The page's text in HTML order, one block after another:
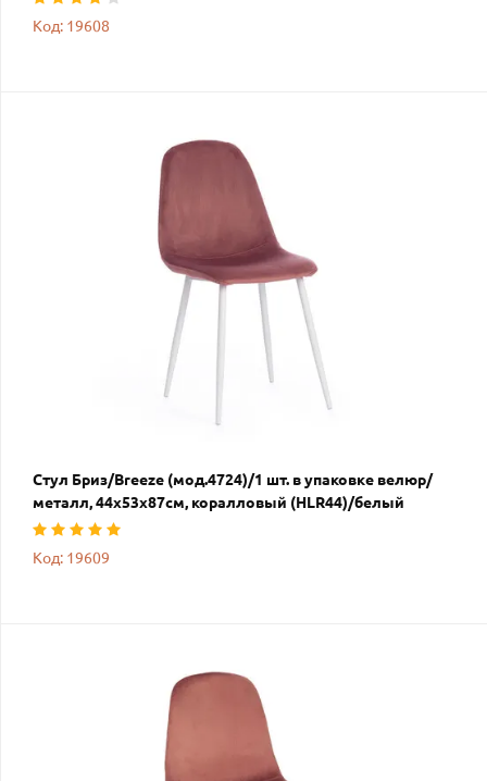
Код: 19608
Стул Бриз/Breeze (мод.4724)/1 шт. в упаковке велюр/
металл, 44х53х87см, коралловый (HLR44)/белый
Код: 19609